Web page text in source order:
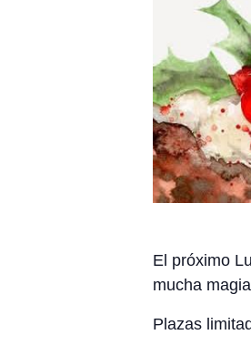
El próximo
mucha
Plazas